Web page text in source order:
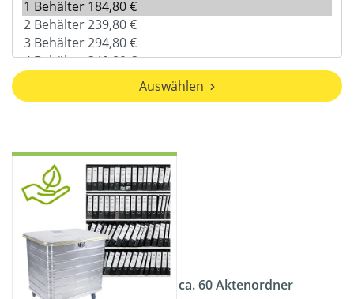
Auswählen
ca. 60 Aktenordner